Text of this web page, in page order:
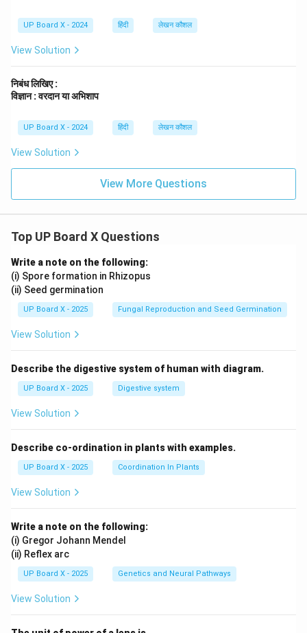
UP Board X - 2024 हिंदी लेखन कौशल
View Solution
निबंध लिखिए :
विज्ञान : वरदान या अभिशाप
UP Board X - 2024 हिंदी लेखन कौशल
View Solution
View More Questions
Top UP Board X Questions
Write a note on the following:
(i) Spore formation in Rhizopus
(ii) Seed germination
UP Board X - 2025 Fungal Reproduction and Seed Germination
View Solution
Describe the digestive system of human with diagram.
UP Board X - 2025 Digestive system
View Solution
Describe co-ordination in plants with examples.
UP Board X - 2025 Coordination In Plants
View Solution
Write a note on the following:
(i) Gregor Johann Mendel
(ii) Reflex arc
UP Board X - 2025 Genetics and Neural Pathways
View Solution